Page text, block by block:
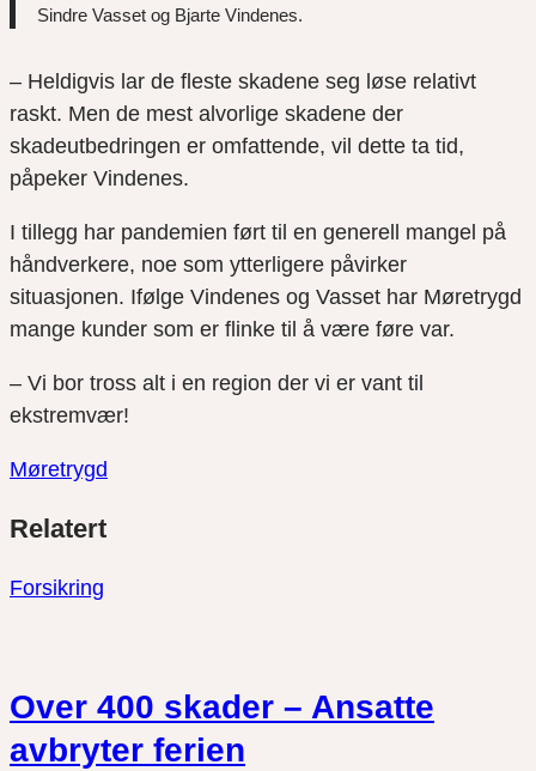
Sindre Vasset og Bjarte Vindenes.
– Heldigvis lar de fleste skadene seg løse relativt
raskt. Men de mest alvorlige skadene der
skadeutbedringen er omfattende, vil dette ta tid,
påpeker Vindenes.
I tillegg har pandemien ført til en generell mangel på
håndverkere, noe som ytterligere påvirker
situasjonen. Ifølge Vindenes og Vasset har Møretrygd
mange kunder som er flinke til å være føre var.
– Vi bor tross alt i en region der vi er vant til
ekstremvær!
Møretrygd
link
på
på
Relatert
Forsikring
Over 400 skader – Ansatte
avbryter ferien